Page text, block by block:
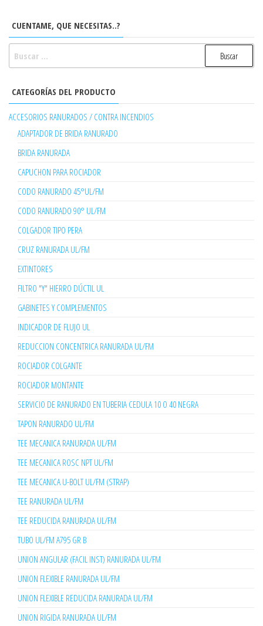
CUENTAME, QUE NECESITAS..?
CATEGORÍAS DEL PRODUCTO
ACCESORIOS RANURADOS / CONTRA INCENDIOS
ADAPTADOR DE BRIDA RANURADO
BRIDA RANURADA
CAPUCHON PARA ROCIADOR
CODO RANURADO 45°UL/FM
CODO RANURADO 90° UL/FM
COLGADOR TIPO PERA
CRUZ RANURADA UL/FM
EXTINTORES
FILTRO "Y" HIERRO DÚCTIL UL
GABINETES Y COMPLEMENTOS
INDICADOR DE FLUJO UL
REDUCCION CONCENTRICA RANURADA UL/FM
ROCIADOR COLGANTE
ROCIADOR MONTANTE
SERVICIO DE RANURADO EN TUBERIA CEDULA 10 O 40 NEGRA
TAPON RANURADO UL/FM
TEE MECANICA RANURADA UL/FM
TEE MECANICA ROSC NPT UL/FM
TEE MECANICA U-BOLT UL/FM (STRAP)
TEE RANURADA UL/FM
TEE REDUCIDA RANURADA UL/FM
TUBO UL/FM A795 GR B
UNION ANGULAR (FACIL INST) RANURADA UL/FM
UNION FLEXIBLE RANURADA UL/FM
UNION FLEXIBLE REDUCIDA RANURADA UL/FM
UNION RIGIDA RANURADA UL/FM